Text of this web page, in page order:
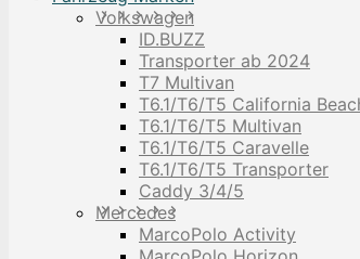
Volkswagen
ID.BUZZ
Transporter ab 2024
T7 Multivan
T6.1/T6/T5 California
T6.1/T6/T5 Multivan
T6.1/T6/T5 Caravelle
T6.1/T6/T5 Transporter
Caddy 3/4/5
Mercedes
MarcoPolo Activity